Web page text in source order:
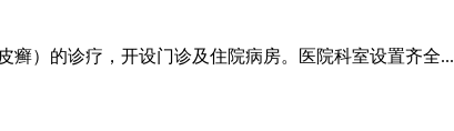
癣）的诊疗，开设门诊及住院病房。医院科室设置齐全...